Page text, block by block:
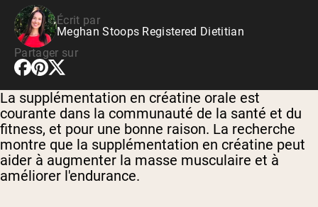
Shop All Protéines Véganes
Écrit par
Meghan Stoops Registered Dietitian
Partager sur
La supplémentation en créatine orale est
courante dans la communauté de la santé et du
fitness, et pour une bonne raison. La recherche
montre que la supplémentation en créatine peut
aider à augmenter la masse musculaire et à
améliorer l'endurance.